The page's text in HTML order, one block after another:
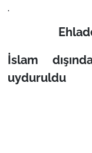
.
İslam
uyduruldu